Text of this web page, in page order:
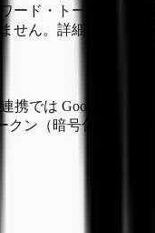
ド・トークン等の
ん。詳細は「12.
携では Google アカ
ン（暗号化して保